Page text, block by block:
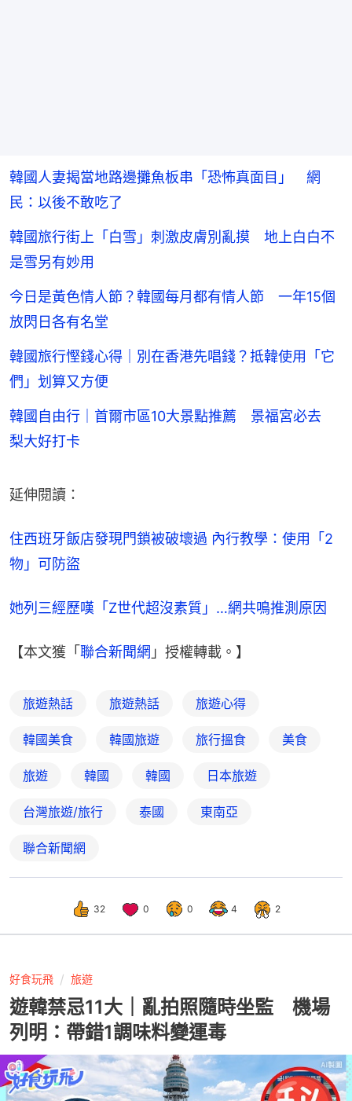
韓國人妻揭當地路邊攤魚板串「恐怖真面目」 網
民：以後不敢吃了
韓國旅行街上「白雪」刺激皮膚別亂摸 地上白白不
是雪另有妙用
今日是黃色情人節？韓國每月都有情人節 一年15個
放閃日各有名堂
韓國旅行慳錢心得｜別在香港先唱錢？抵韓使用「它
們」划算又方便
韓國自由行｜首爾市區10大景點推薦 景福宮必去
梨大好打卡
延伸閱讀：
住西班牙飯店發現門鎖被破壞過 內行教學：使用「2
物」可防盜
她列三經歷嘆「Z世代超沒素質」…網共鳴推測原因
【本文獲「聯合新聞網 」授權轉載。】
旅遊熱話 旅遊熱話 旅遊心得
韓國美食 韓國旅遊 旅行搵食 美食
旅遊 韓國 韓國 日本旅遊
台灣旅遊/旅行 泰國 東南亞
聯合新聞網
32 0 0 4 2
好食玩飛 旅遊
遊韓禁忌11大｜亂拍照隨時坐監 機場
列明：帶錯1調味料變運毒